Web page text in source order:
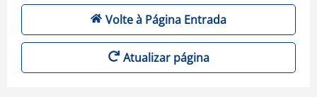
Volte à Página Entrada
Atualizar página